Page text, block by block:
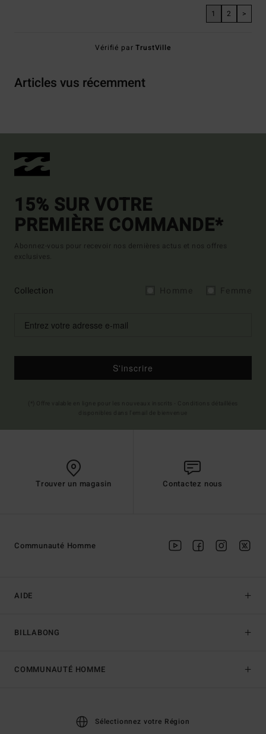
1 2 >
Vérifié parTrustVille
Articles vus récemment
15% SUR VOTRE
PREMIÈRE COMMANDE*
Abonnez-vous pour recevoir nos dernières actus et nos offres
exclusives.
Collection
S'inscrire
Trouver un magasin Contactez nous
AIDE
BILLABONG
Communauté Homme
COMMUNAUTÉ HOMME
Sélectionnez votre Région